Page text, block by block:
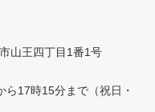
山王四丁目1番1号
ら17時15分まで （祝日・